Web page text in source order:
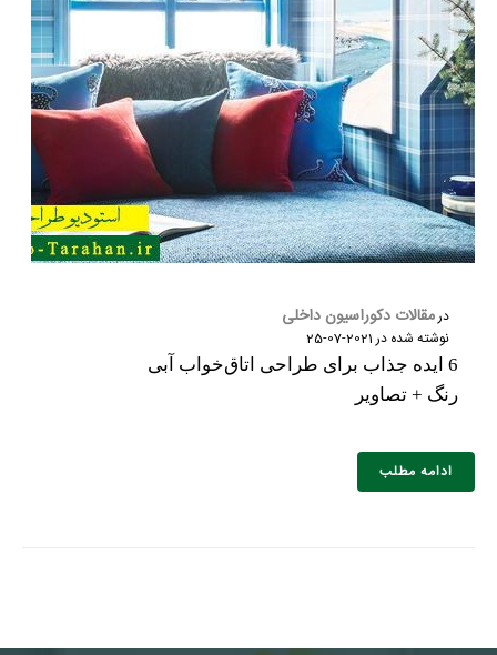
درمقالات دکوراسیون داخلی
نوشته شده در2021-07-25
6 ایده جذاب برای طراحی اتاق‌خواب آبی
رنگ + تصاویر
ادامه مطلب
نام و نام خانوادگی : *
تلفن همراه : *